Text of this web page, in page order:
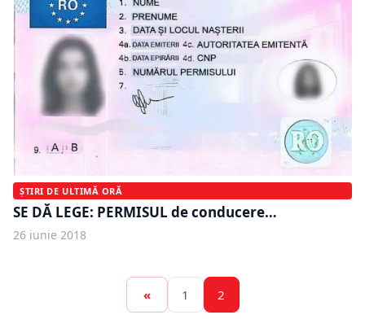
ȘTIRI DE ULTIMĂ ORĂ
SE DĂ LEGE: PERMISUL de conducere…
26 iunie 2018
« 1 2